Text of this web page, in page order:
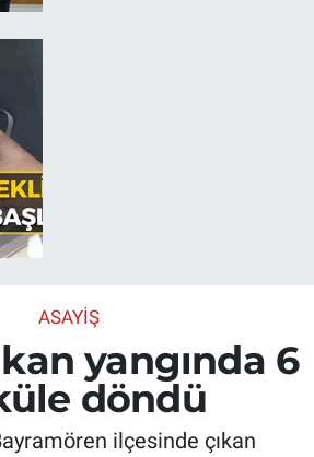
ASAYIŞ
yangında 6
döndü
ilçesinde çıkan